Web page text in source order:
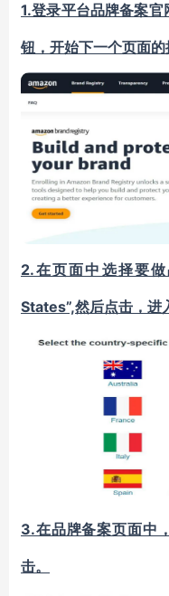
1.登录平台品牌备案官
钮，开始下一个页面的
2.在页面中选择要
States”,然后点击，进
3.在品牌备案页面中
击。